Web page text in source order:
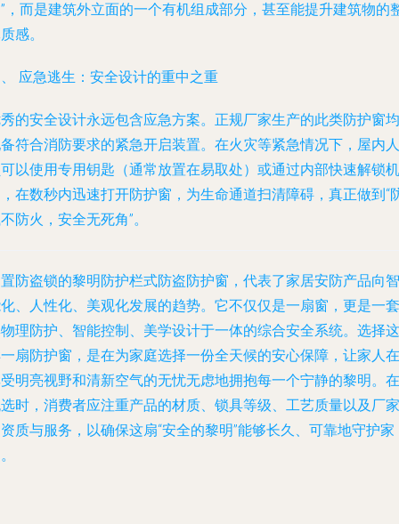
，而是建筑外立面的一个有机组成部分，甚至能提升建筑物的
感。
应急逃生：安全设计的重中之重
的安全设计永远包含应急方案。正规厂家生产的此类防护窗均
符合消防要求的紧急开启装置。在火灾等紧急情况下，屋内人
以使用专用钥匙（通常放置在易取处）或通过内部快速解锁机
在数秒内迅速打开防护窗，为生命通道扫清障碍，真正做到“
防火，安全无死角”。
防盗锁的黎明防护栏式防盗防护窗，代表了家居安防产品向智
、人性化、美观化发展的趋势。它不仅仅是一扇窗，更是一套
理防护、智能控制、美学设计于一体的综合安全系统。选择这
扇防护窗，是在为家庭选择一份全天候的安心保障，让家人在
明亮视野和清新空气的无忧无虑地拥抱每一个宁静的黎明。在
时，消费者应注重产品的材质、锁具等级、工艺质量以及厂家
质与服务，以确保这扇“安全的黎明”能够长久、可靠地守护家